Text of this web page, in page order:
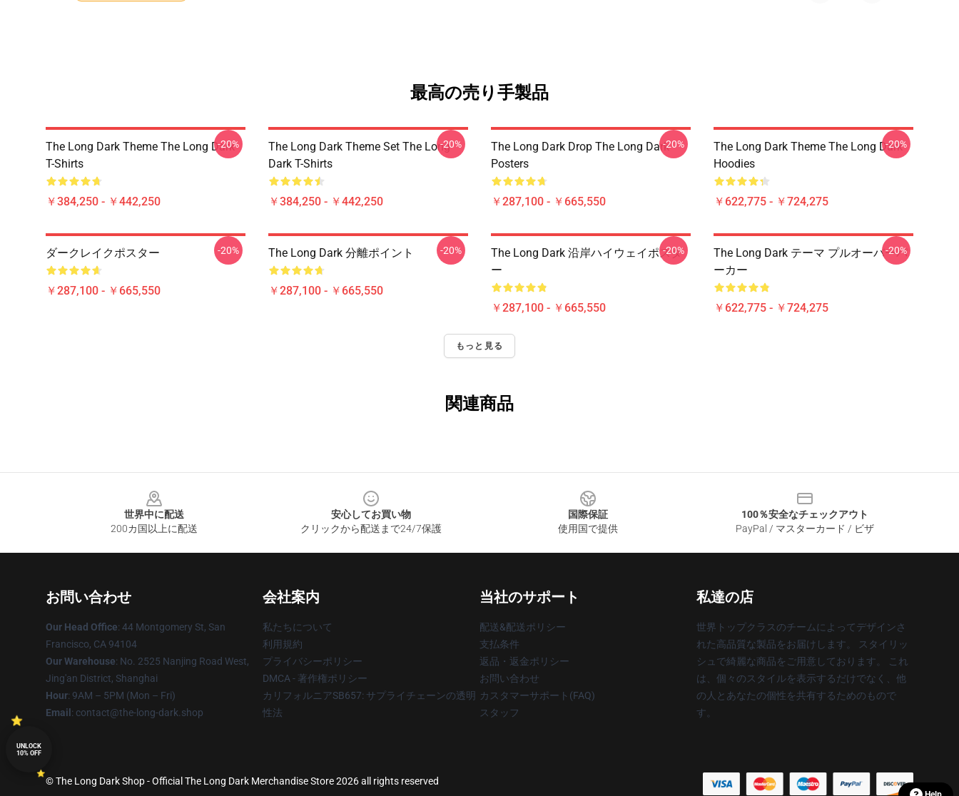
最高の売り手製品
The Long Dark Theme The Long Dark
T-Shirts
￥384,250 - ￥442,250
-20%
The Long Dark Theme Set The Long
Dark T-Shirts
￥384,250 - ￥442,250
-20%
The Long Dark Drop The Long Dark
Posters
￥287,100 - ￥665,550
-20%
The Long Dark Theme The Long Dark
Hoodies
￥622,775 - ￥724,275
-20%
ダークレイクポスター
￥287,100 - ￥665,550
-20% The Long Dark 分離ポイント
￥287,100 - ￥665,550
-20%
The Long Dark 沿岸ハイウェイポスタ
ー
￥287,100 - ￥665,550
-20%
The Long Dark テーマ プルオーバーパ
ーカー
￥622,775 - ￥724,275
-20%
もっと見る
関連商品
世界中に配送
200カ国以上に配送
安心してお買い物
クリックから配送まで24/7保護
国際保証
使用国で提供
100％安全なチェックアウト
PayPal / マスターカード / ビザ
お問い合わせ
Our Head Office: 44 Montgomery St, San
Francisco, CA 94104
Our Warehouse: No. 2525 Nanjing Road West,
Jing'an District, Shanghai
Hour: 9AM – 5PM (Mon – Fri)
Email : contact@the-long-dark.shop
会社案内
私たちについて
利用規約
プライバシーポリシー
DMCA - 著作権ポリシー
カリフォルニアSB657: サプライチェーンの透明
性法
当社のサポート
配送&配送ポリシー
支払条件
返品・返金ポリシー
お問い合わせ
カスタマーサポート(FAQ)
スタッフ
私達の店
世界トップクラスのチームによってデザインさ
れた高品質な製品をお届けします。 スタイリッ
シュで綺麗な商品をご用意しております。 これ
は、個々のスタイルを表示するだけでなく、他
の人とあなたの個性を共有するためのもので
す。
© The Long Dark Shop - Official The Long Dark Merchandise Store 2026 all rights reserved
UNLOCK
10% OFF